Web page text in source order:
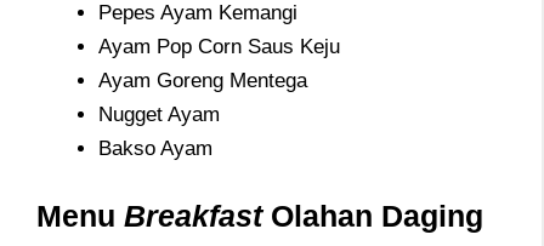
Pepes Ayam Kemangi
Ayam Pop Corn Saus Keju
Ayam Goreng Mentega
Nugget Ayam
Bakso Ayam
Menu BreakfastOlahan Daging